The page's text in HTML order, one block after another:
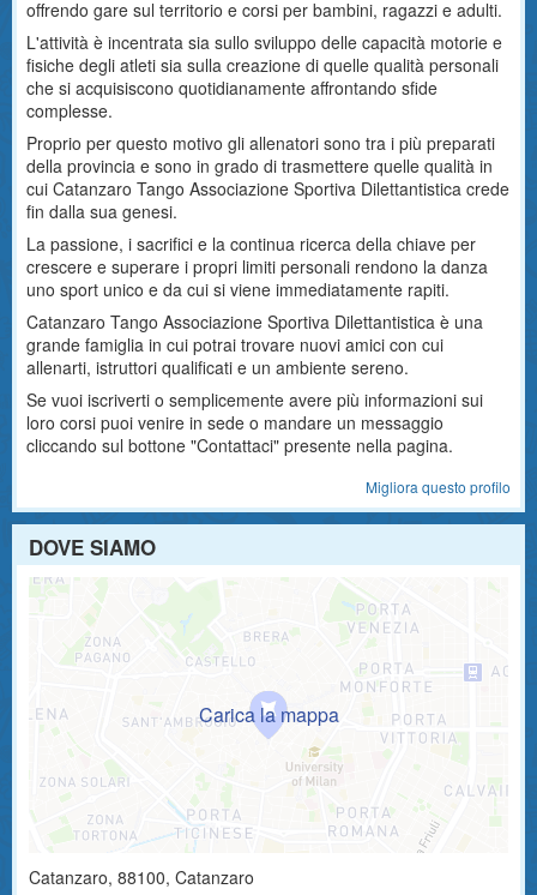
offrendo gare sul territorio e corsi per bambini, ragazzi e adulti.
L'attività è incentrata sia sullo sviluppo delle capacità motorie e
fisiche degli atleti sia sulla creazione di quelle qualità personali
che si acquisiscono quotidianamente affrontando sfide
complesse.
Proprio per questo motivo gli allenatori sono tra i più preparati
della provincia e sono in grado di trasmettere quelle qualità in
cui Catanzaro Tango Associazione Sportiva Dilettantistica crede
fin dalla sua genesi.
La passione, i sacrifici e la continua ricerca della chiave per
crescere e superare i propri limiti personali rendono la danza
uno sport unico e da cui si viene immediatamente rapiti.
Catanzaro Tango Associazione Sportiva Dilettantistica è una
grande famiglia in cui potrai trovare nuovi amici con cui
allenarti, istruttori qualificati e un ambiente sereno.
Se vuoi iscriverti o semplicemente avere più informazioni sui
loro corsi puoi venire in sede o mandare un messaggio
cliccando sul bottone "Contattaci" presente nella pagina.
Migliora questo profilo
DOVE SIAMO
Catanzaro, 88100, Catanzaro